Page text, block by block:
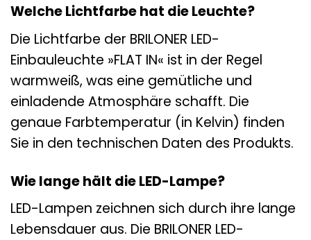
Welche Lichtfarbe hat die Leuchte?
Die Lichtfarbe der BRILONER LED-
Einbauleuchte »FLAT IN« ist in der Regel
warmweiß, was eine gemütliche und
einladende Atmosphäre schafft. Die
genaue Farbtemperatur (in Kelvin) finden
Sie in den technischen Daten des Produkts.
Wie lange hält die LED-Lampe?
LED-Lampen zeichnen sich durch ihre lange
Lebensdauer aus. Die BRILONER LED-